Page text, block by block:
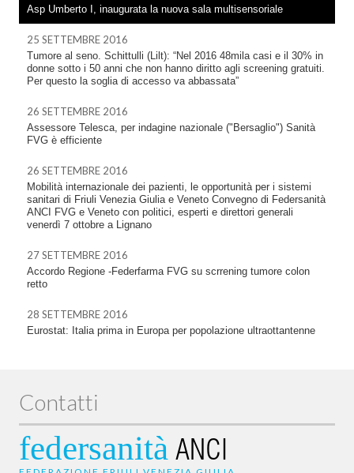
Asp Umberto I, inaugurata la nuova sala multisensoriale
25 SETTEMBRE 2016
Tumore al seno. Schittulli (Lilt): “Nel 2016 48mila casi e il 30% in
donne sotto i 50 anni che non hanno diritto agli screening gratuiti.
Per questo la soglia di accesso va abbassata”
26 SETTEMBRE 2016
Assessore Telesca, per indagine nazionale ("Bersaglio") Sanità
FVG è efficiente
26 SETTEMBRE 2016
Mobilità internazionale dei pazienti, le opportunità per i sistemi
sanitari di Friuli Venezia Giulia e Veneto Convegno di Federsanità
ANCI FVG e Veneto con politici, esperti e direttori generali
venerdì 7 ottobre a Lignano
27 SETTEMBRE 2016
Accordo Regione -Federfarma FVG su scrrening tumore colon
retto
28 SETTEMBRE 2016
Eurostat: Italia prima in Europa per popolazione ultraottantenne
Contatti
federsanità ANCI